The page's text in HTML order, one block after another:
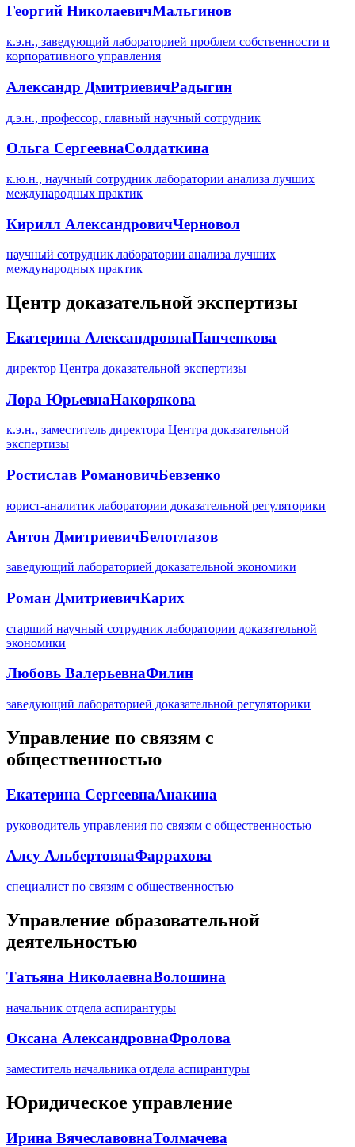
Георгий НиколаевичМальгинов
к.э.н., заведующий лабораторией проблем собственности и
корпоративного управления
Александр ДмитриевичРадыгин
д.э.н., профессор, главный научный сотрудник
Ольга СергеевнаСолдаткина
к.ю.н., научный сотрудник лаборатории анализа лучших
международных практик
Кирилл АлександровичЧерновол
научный сотрудник лаборатории анализа лучших
международных практик
Центр доказательной экспертизы
Екатерина АлександровнаПапченкова
директор Центра доказательной экспертизы
Лора ЮрьевнаНакорякова
к.э.н., заместитель директора Центра доказательной
экспертизы
Ростислав РомановичБевзенко
юрист-аналитик лаборатории доказательной регуляторики
Антон ДмитриевичБелоглазов
заведующий лабораторией доказательной экономики
Роман ДмитриевичКарих
старший научный сотрудник лаборатории доказательной
экономики
Любовь ВалерьевнаФилин
заведующий лабораторией доказательной регуляторики
Управление по связям с
общественностью
Екатерина СергеевнаАнакина
руководитель управления по связям с общественностью
Алсу АльбертовнаФаррахова
специалист по связям с общественностью
Управление образовательной
деятельностью
Татьяна НиколаевнаВолошина
начальник отдела аспирантуры
Оксана АлександровнаФролова
заместитель начальника отдела аспирантуры
Юридическое управление
Ирина ВячеславовнаТолмачева